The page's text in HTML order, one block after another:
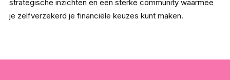
strategische inzichten en een sterke community waarmee
je zelfverzekerd je financiële keuzes kunt maken.